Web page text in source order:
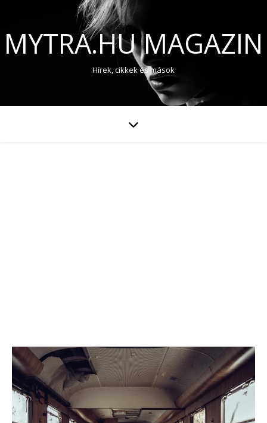
MYTRA.HU MAGAZIN
Hírek, cikkek és mások